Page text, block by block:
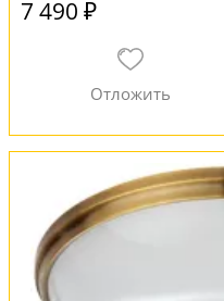
7 490 ₽